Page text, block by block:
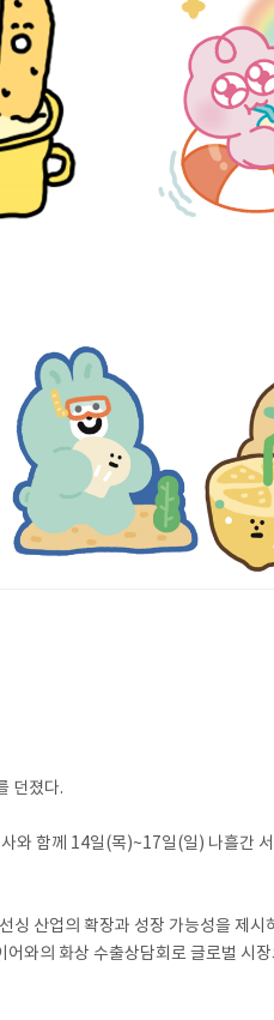
던졌다.
함께 14일(목)~17일(일) 나흘간
산업의 확장과 성장 가능성을 제
와의 화상 수출상담회로 글로벌 시